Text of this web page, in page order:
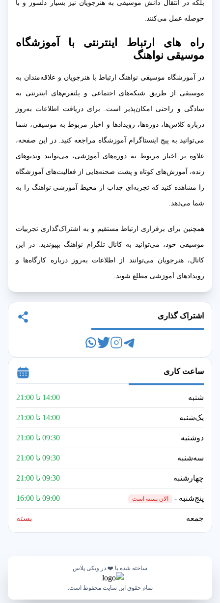
بلکه در انتقال دانش موسیقی به هنرجویان نیز بسیار دلسوز و با
حوصله عمل می‌کنند.
راه های ارتباط اینترنتی با آموزشگاه
موسیقی نواهنگ
در آموزشگاه موسیقی نواهنگ ارتباط با هنرجویان و علاقه‌مندان به
موسیقی از طریق شبکه‌های اجتماعی و پلتفرم‌های اینترنتی به
سادگی و راحتی امکان‌پذیر است. برای دریافت اطلاعات به‌روز
درباره کلاس‌ها، دوره‌ها، رویدادها و اخبار مربوط به موسیقی، شما
می‌توانید به پیج اینستاگرام آموزشگاه مراجعه کنید. در این صفحه،
علاوه بر اخبار مربوط به دوره‌های آموزشی، می‌توانید ویدیوهای
زنده، آموزش‌های کوتاه و پشت صحنه‌هایی از فعالیت‌های آموزشگاه
را مشاهده کنید که تجربه‌ای جذاب از محیط آموزشی نواهنگ را به
شما می‌دهد.
همچنین برای برقراری ارتباط مستقیم و به اشتراک‌گذاری تجربیات
موسیقی خود، می‌توانید به کانال تلگرام نواهنگ بپیوندید. در این
کانال، هنرجویان می‌توانند از اطلاعات به‌روز درباره کارگاه‌ها و
رویدادهای آموزشی مطلع شوند.
اشتراک گذاری
ساعت کاری
شنبه 14:00 تا 21:00
یک‌شنبه 14:00 تا 21:00
دوشنبه 09:30 تا 21:00
سه‌شنبه 09:30 تا 21:00
چهارشنبه 09:30 تا 21:00
پنج‌شنبه - الان بسته است 09:00 تا 16:00
جمعه بسته
ساخته شده با ❤️ در ویکی پلاس
تمام حقوق این سایت محفوظ است.